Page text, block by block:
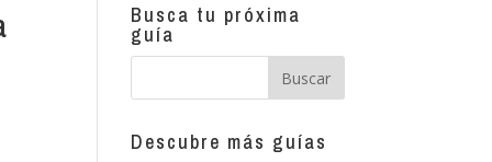
Busca tu próxima
guía
Descubre más guías